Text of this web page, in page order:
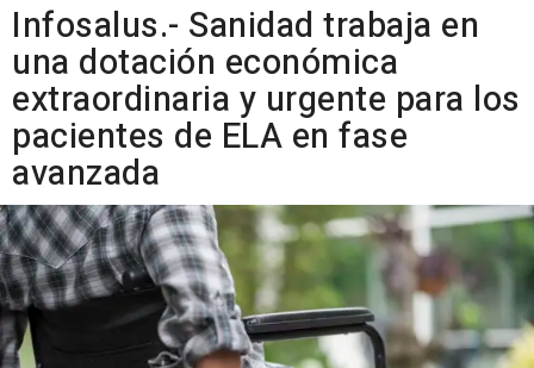
Infosalus.- Sanidad trabaja en
una dotación económica
extraordinaria y urgente para los
pacientes de ELA en fase
avanzada